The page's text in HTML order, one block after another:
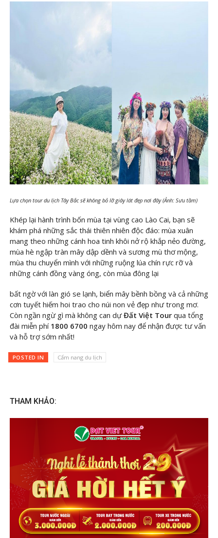
Lựa chọn tour du lịch Tây Bắc sẽ không bỏ lỡ giây lát đẹp nơi đây (Ảnh: Sưu tầm)
Khép lại hành trình bốn mùa tại vùng cao Lào Cai, bạn sẽ
khám phá những sắc thái thiên nhiên độc đáo: mùa xuân
mang theo những cánh hoa tinh khôi nở rộ khắp nẻo đường,
mùa hè ngập tràn mây dập dềnh và sương mù thơ mộng,
mùa thu chuyển mình với những ruộng lúa chín rực rỡ và
những cánh đồng vàng óng, còn mùa đông lại
bất ngờ với làn gió se lạnh, biển mây bềnh bồng và cả những
cơn tuyết hiếm hoi trao cho núi non vẻ đẹp như trong mơ.
Còn ngần ngừ gì mà không can dự Đất Việt Tour qua tổng
đài miễn phí 1800 6700 ngay hôm nay để nhận được tư vấn
và hỗ trợ sớm nhất!
POSTED IN Cẩm nang du lịch
THAM KHẢO: